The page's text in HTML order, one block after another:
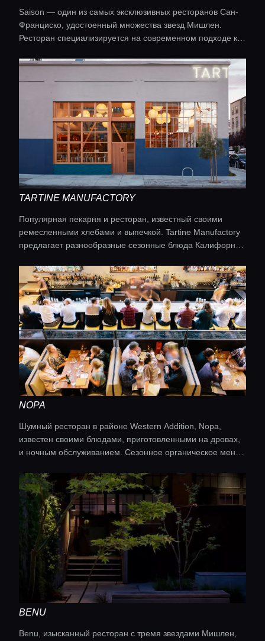
Saison — один из самых эксклюзивных ресторанов Сан-
Франциско, удостоенный множества звезд Мишлен.
Ресторан специализируется на современном подходе к
минималистичным меню. Кухня: современная
TARTINE MANUFACTORY
Популярная пекарня и ресторан, известный своими
ремесленными хлебами и выпечкой. Tartine Manufactory
предлагает разнообразные сезонные блюда Калифорнии
калифорнийская
NOPA
Шумный ресторан в районе Western Addition, Nopa,
известен своими блюдами, приготовленными на дровах,
и ночным обслуживанием. Сезонное органическое меню
акцентом на местные ингредиенты. Кухня:
калифорнийская
BENU
Benu, изысканный ресторан с тремя звездами Мишлен,